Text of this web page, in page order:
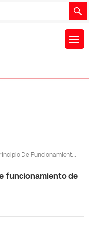
Rango De Aplicación Y Principio De Funcionamiento De La Bomba De Tornillo
funcionamiento de